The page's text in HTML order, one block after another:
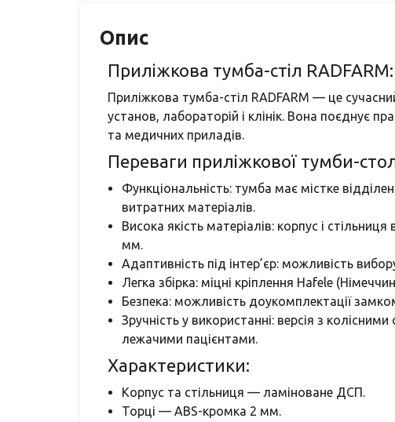
Опис
Приліжкова тумба-стіл
Приліжкова тумба-стіл RADFARM — це
установ, лабораторій і клінік. Вона поєднує
та медичних приладів.
Переваги приліжкової тумби-
Функціональність: тумба має містке
витратних матеріалів.
Висока якість матеріалів: корпус і
мм.
Адаптивність під інтер’єр: можливість
Легка збірка: міцні кріплення Hafele
Безпека: можливість доукомплектації
Зручність у використанні: версія з
лежачими пацієнтами.
Характеристики:
Корпус та стільниця — ламіноване ДСП.
Торці — ABS-кромка 2 мм.